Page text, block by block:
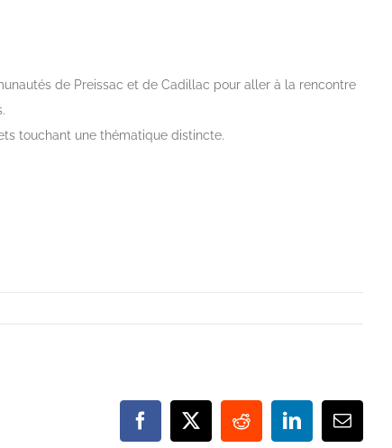
de Preissac et de Cadillac pour aller à la rencontre
touchant une thématique distincte.
Facebook
X RedditLinkedInEmail